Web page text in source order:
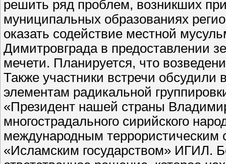
решить ряд проблем, возникших
муниципальных образованиях
оказать содействие местной
Димитровграда в предоставлении
мечети. Планируется, что
Также участники встречи
элементам радикальной
«Президент нашей страны
многострадального сирийского
международным
«Исламским государством» ИГИЛ.